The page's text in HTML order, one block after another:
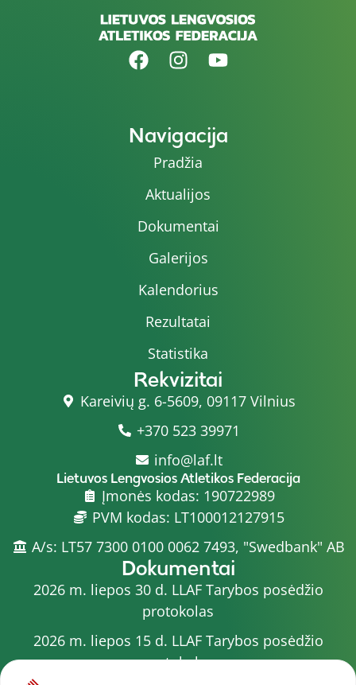
Navigacija
Pradžia
Aktualijos
Dokumentai
Galerijos
Kalendorius
Rezultatai
Statistika
Rekvizitai
Kareivių g. 6-5609, 09117 Vilnius
+370 523 39971
info@laf.lt
Lietuvos Lengvosios Atletikos Federacija
Įmonės kodas: 190722989
PVM kodas: LT100012127915
A/s: LT57 7300 0100 0062 7493, "Swedbank" AB
Dokumentai
2026 m. liepos 30 d. LLAF Tarybos posėdžio
protokolas
2026 m. liepos 15 d. LLAF Tarybos posėdžio
protokolas